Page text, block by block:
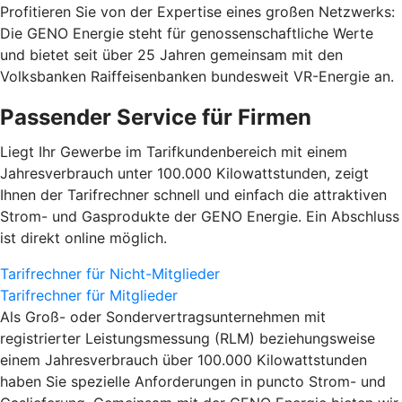
Profitieren Sie von der Expertise eines großen Netzwerks:
Die GENO Energie steht für genossenschaftliche Werte
und bietet seit über 25 Jahren gemeinsam mit den
Volksbanken Raiffeisenbanken bundesweit VR-Energie an.
Passender Service für Firmen
Liegt Ihr Gewerbe im Tarifkundenbereich mit einem
Jahresverbrauch unter 100.000 Kilowattstunden, zeigt
Ihnen der Tarifrechner schnell und einfach die attraktiven
Strom- und Gasprodukte der GENO Energie. Ein Abschluss
ist direkt online möglich.
Tarifrechner für Nicht-Mitglieder
Tarifrechner für Mitglieder
Als Groß- oder Sondervertragsunternehmen mit
registrierter Leistungsmessung (RLM) beziehungsweise
einem Jahresverbrauch über 100.000 Kilowattstunden
haben Sie spezielle Anforderungen in puncto Strom- und